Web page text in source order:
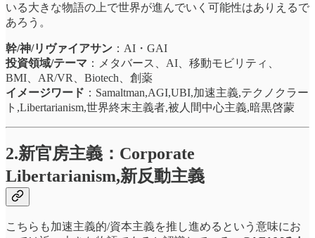
いる大きな物語の上で世界が進んでいく可能性はありえるで
あろう。
幹/神/リヴァイアサン ：AI・GAI
投資領域/テーマ ：メタバース、AI、移動モビリティ、
BMI、AR/VR、Biotech、創薬
イメージワード ：Samaltman,AGI,UBI,加速主義,テクノクラー
ト,Libertarianism,世界終末主義者,被人間中心主義,暗黒啓蒙
2.新官房主義：Corporate
Libertarianism,新反動主義
こちらも加速主義的/資本主義を推し進めるという意味にお